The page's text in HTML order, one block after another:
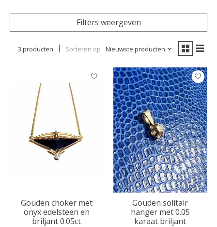
Filters weergeven
3 producten Sorteren op Nieuwste producten
Gouden choker met
onyx edelsteen en
briljant 0.05ct
Gouden solitair
hanger met 0.05
karaat briljant